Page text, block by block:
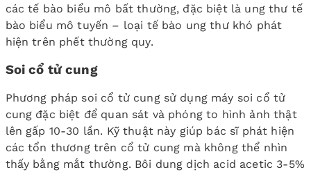
các tế bào biểu mô bất thường, đặc biệt là ung thư tế
bào biểu mô tuyến – loại tế bào ung thư khó phát
hiện trên phết thường quy.
Soi cổ tử cung
Phương pháp soi cổ tử cung sử dụng máy soi cổ tử
cung đặc biệt để quan sát và phóng to hình ảnh thật
lên gấp 10-30 lần. Kỹ thuật này giúp bác sĩ phát hiện
các tổn thương trên cổ tử cung mà không thể nhìn
thấy bằng mắt thường. Bôi dung dịch acid acetic 3-5%